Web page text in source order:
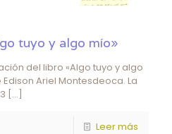
tuyo y algo mío»
del libro «Algo tuyo y algo
Ariel Montesdeoca. La
[…]
Leer más